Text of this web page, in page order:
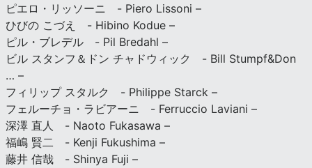
ピエロ・リッソーニ - Piero Lissoni –
ひびの こづえ - Hibino Kodue –
ピル・ブレデル - Pil Bredahl –
ビル スタンフ＆ドン チャドウィック - Bill Stumpf&Don
… –
フィリップ スタルク - Philippe Starck –
フェルーチョ・ラビアーニ - Ferruccio Laviani –
深澤 直人 - Naoto Fukasawa –
福嶋 賢二 - Kenji Fukushima –
藤井 信哉 - Shinya Fuji –